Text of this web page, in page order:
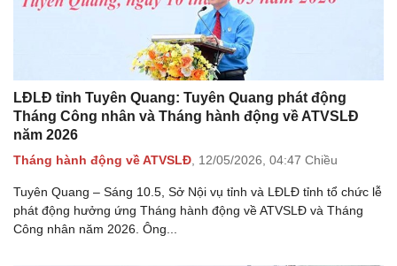
LĐLĐ tỉnh Tuyên Quang: Tuyên Quang phát động
Tháng Công nhân và Tháng hành động về ATVSLĐ
năm 2026
Tháng hành động về ATVSLĐ 12/05/2026, 04:47 Chiều
Tuyên Quang – Sáng 10.5, Sở Nội vụ tỉnh và LĐLĐ tỉnh tổ chức lễ
phát động hưởng ứng Tháng hành động về ATVSLĐ và Tháng
Công nhân năm 2026. Ông...